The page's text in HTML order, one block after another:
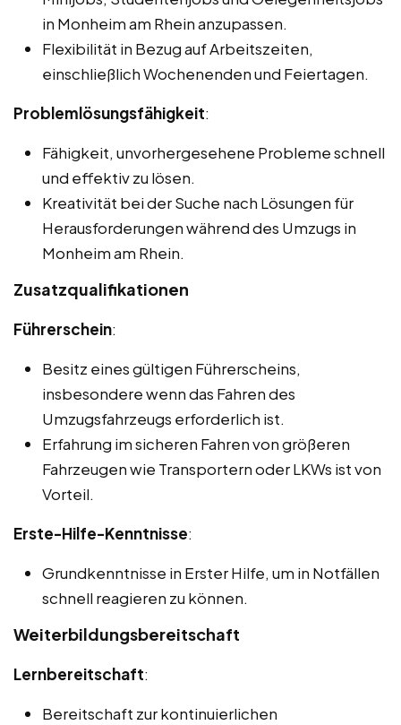
in Monheim am Rhein anzupassen.
Flexibilität in Bezug auf Arbeitszeiten,
einschließlich Wochenenden und Feiertagen.
Problemlösungsfähigkeit:
Fähigkeit, unvorhergesehene Probleme schnell
und effektiv zu lösen.
Kreativität bei der Suche nach Lösungen für
Herausforderungen während des Umzugs in
Monheim am Rhein.
Zusatzqualifikationen
Führerschein:
Besitz eines gültigen Führerscheins,
insbesondere wenn das Fahren des
Umzugsfahrzeugs erforderlich ist.
Erfahrung im sicheren Fahren von größeren
Fahrzeugen wie Transportern oder LKWs ist von
Vorteil.
Erste-Hilfe-Kenntnisse:
Grundkenntnisse in Erster Hilfe, um in Notfällen
schnell reagieren zu können.
Weiterbildungsbereitschaft
Lernbereitschaft:
Bereitschaft zur kontinuierlichen